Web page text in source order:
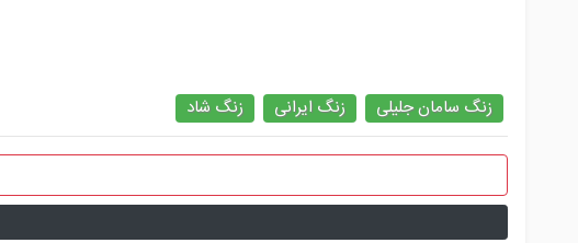
زنگ سامان جلیلی زنگ ایرانی زنگ شاد